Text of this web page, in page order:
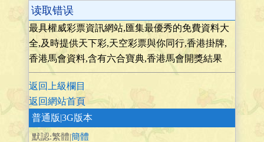
读取错误
最具權威彩票資訊網站,匯集最優秀的免費資料大
全,及時提供天下彩,天空彩票與你同行,香港掛牌,
香港馬會資料,含有六合寶典,香港馬會開獎結果
返回上級欄目
返回網站首頁
普通版|3G版本
默認:繁體|簡體